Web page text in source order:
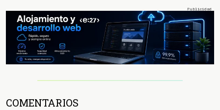
COMENTARIOS